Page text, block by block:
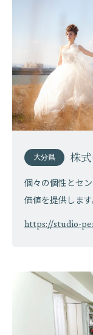
大分県 株
個々の個性とセ
価値を提供します
https://studio-